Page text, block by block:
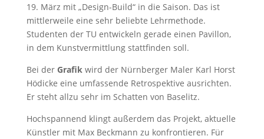
19. März mit „Design-Build“ in die Saison. Das ist
mittlerweile eine sehr beliebte Lehrmethode.
Studenten der TU entwickeln gerade einen Pavillon,
in dem Kunstvermittlung stattfinden soll.
Bei der Grafik wird der Nürnberger Maler Karl Horst
Hödicke eine umfassende Retrospektive ausrichten.
Er steht allzu sehr im Schatten von Baselitz.
Hochspannend klingt außerdem das Projekt, aktuelle
Künstler mit Max Beckmann zu konfrontieren. Für